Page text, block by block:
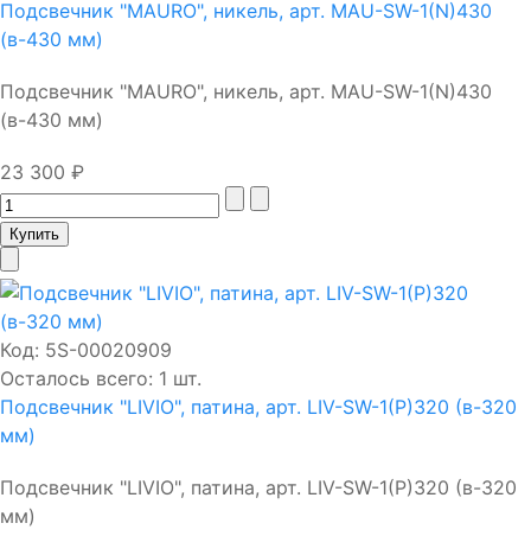
Подсвечник "MAURO", никель, арт. MAU-SW-1(N)430
(в-430 мм)
Подсвечник "MAURO", никель, арт. MAU-SW-1(N)430
(в-430 мм)
23 300 ₽
Код: 5S-00020909
Осталось всего: 1 шт.
Подсвечник "LIVIO", патина, арт. LIV-SW-1(P)320 (в-320
мм)
Подсвечник "LIVIO", патина, арт. LIV-SW-1(P)320 (в-320
мм)